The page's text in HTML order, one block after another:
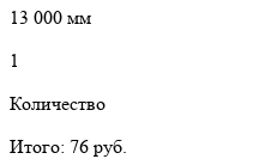
13 000 мм
1
Количество
Итого: 76 руб.